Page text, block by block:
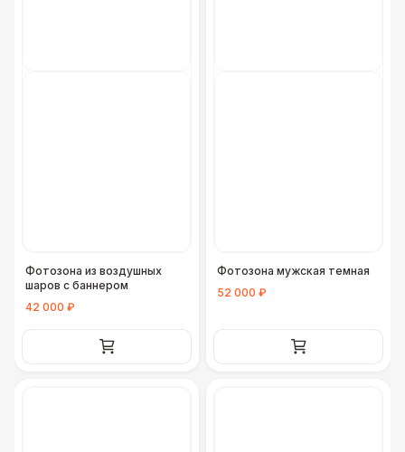
Фотозона из воздушных
шаров с баннером
42 000 ₽
Фотозона мужская темная
52 000 ₽